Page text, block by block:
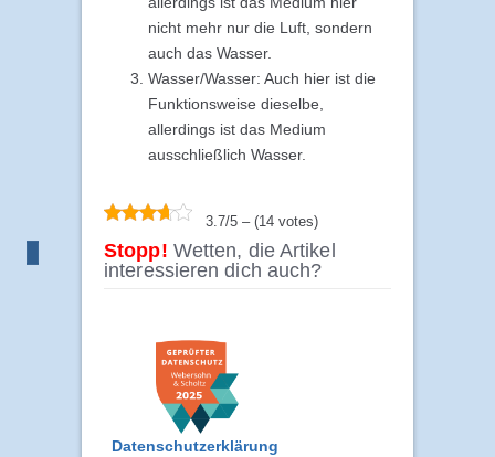
nicht mehr nur die Luft, sondern
auch das Wasser.
Wasser/Wasser: Auch hier ist die
Funktionsweise dieselbe,
allerdings ist das Medium
ausschließlich Wasser.
3.7/5 – (14 votes)
Stopp! Wetten, die Artikel
interessieren dich auch?
Datenschutzerklärung